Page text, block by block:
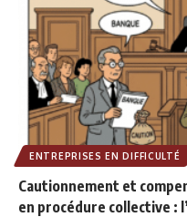
ENTREPRISES EN DIFFICULTÉ
Cautionnement et
en procédure collective :